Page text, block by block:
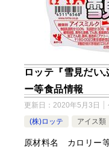
ロッテ『雪見だい
ー等食品情報
更新日： 2020年5月3日
(株)ロッテ
アイス類
原材料名 カロリー